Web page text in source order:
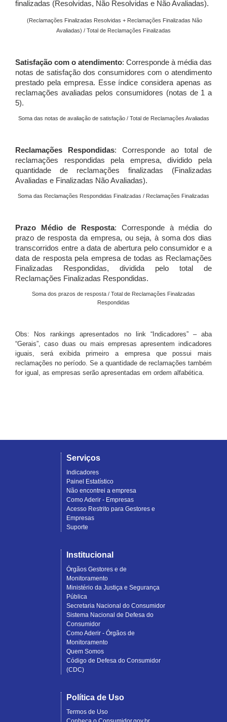
finalizadas (Resolvidas, Não Resolvidas e Não Avaliadas).
(Reclamações Finalizadas Resolvidas + Reclamações Finalizadas Não
Avaliadas) / Total de Reclamações Finalizadas
Satisfação com o atendimento: Corresponde à média das
notas de satisfação dos consumidores com o atendimento
prestado pela empresa. Esse índice considera apenas as
reclamações avaliadas pelos consumidores (notas de 1 a
5).
Soma das notas de avaliação de satisfação / Total de Reclamações Avaliadas
Reclamações Respondidas: Corresponde ao total de
reclamações respondidas pela empresa, dividido pela
quantidade de reclamações finalizadas (Finalizadas
Avaliadas e Finalizadas Não Avaliadas).
Soma das Reclamações Respondidas Finalizadas / Reclamações Finalizadas
Prazo Médio de Resposta: Corresponde à média do
prazo de resposta da empresa, ou seja, à soma dos dias
transcorridos entre a data de abertura pelo consumidor e a
data de resposta pela empresa de todas as Reclamações
Finalizadas Respondidas, dividida pelo total de
Reclamações Finalizadas Respondidas.
Soma dos prazos de resposta / Total de Reclamações Finalizadas
Respondidas
Obs: Nos rankings apresentados no link “Indicadores” – aba
“Gerais”, caso duas ou mais empresas apresentem indicadores
iguais, será exibida primeiro a empresa que possui mais
reclamações no período. Se a quantidade de reclamações também
for igual, as empresas serão apresentadas em ordem alfabética.
Serviços
Indicadores
Painel Estatístico
Não encontrei a empresa
Como Aderir - Empresas
Acesso Restrito para Gestores e
Empresas
Suporte
Institucional
Órgãos Gestores e de
Monitoramento
Ministério da Justiça e Segurança
Pública
Secretaria Nacional do Consumidor
Sistema Nacional de Defesa do
Consumidor
Como Aderir - Órgãos de
Monitoramento
Quem Somos
Código de Defesa do Consumidor
(CDC)
Política de Uso
Termos de Uso